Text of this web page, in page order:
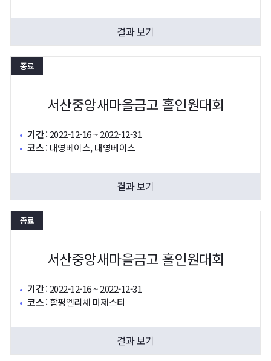
결과 보기
종료
서산중앙새마을금고 홀인원대회
기간: 2022-12-16 ~ 2022-12-31
코스: 대영베이스, 대영베이스
결과 보기
종료
서산중앙새마을금고 홀인원대회
기간: 2022-12-16 ~ 2022-12-31
코스: 함평엘리체 마제스티
결과 보기